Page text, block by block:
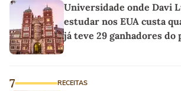
Universidade onde Davi
estudar nos EUA custa
já teve 29 ganhadores do
7 RECEITAS